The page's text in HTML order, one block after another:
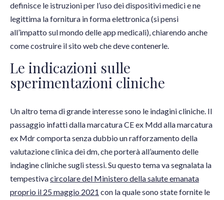
definisce le istruzioni per l’uso dei dispositivi medici e ne
legittima la fornitura in forma elettronica (si pensi
all’impatto sul mondo delle app medicali), chiarendo anche
come costruire il sito web che deve contenerle.
Le indicazioni sulle
sperimentazioni cliniche
Un altro tema di grande interesse sono le indagini cliniche. Il
passaggio infatti dalla marcatura CE ex Mdd alla marcatura
ex Mdr comporta senza dubbio un rafforzamento della
valutazione clinica dei dm, che porterà all’aumento delle
indagine cliniche sugli stessi. Su questo tema va segnalata la
tempestivacircolare del Ministero della salute emanata
proprio il 25 maggio 2021 con la quale sono state fornite le